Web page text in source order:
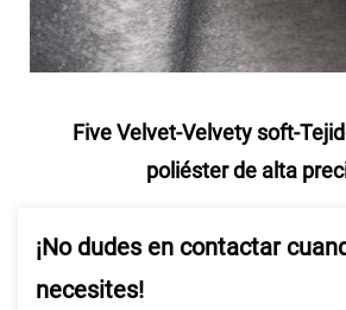
Five Velvet-Velvety soft-
poliéster de alta
¡No dudes en contactar
necesites!